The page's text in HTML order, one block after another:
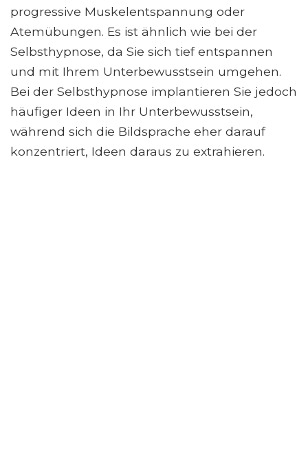
progressive Muskelentspannung oder
Atemübungen. Es ist ähnlich wie bei der
Selbsthypnose, da Sie sich tief entspannen
und mit Ihrem Unterbewusstsein umgehen.
Bei der Selbsthypnose implantieren Sie jedoch
häufiger Ideen in Ihr Unterbewusstsein,
während sich die Bildsprache eher darauf
konzentriert, Ideen daraus zu extrahieren.